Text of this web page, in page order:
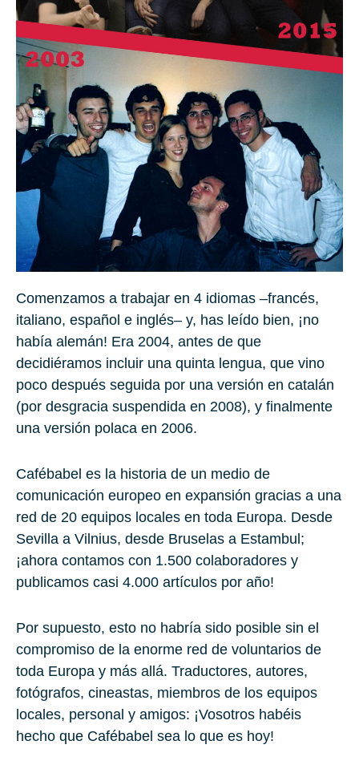
Comenzamos a trabajar en 4 idiomas –francés,
italiano, español e inglés– y, has leído bien, ¡no
había alemán! Era 2004, antes de que
decidiéramos incluir una quinta lengua, que vino
poco después seguida por una versión en catalán
(por desgracia suspendida en 2008), y finalmente
una versión polaca en 2006.
Cafébabel es la historia de un medio de
comunicación europeo en expansión gracias a una
red de 20 equipos locales en toda Europa. Desde
Sevilla a Vilnius, desde Bruselas a Estambul;
¡ahora contamos con 1.500 colaboradores y
publicamos casi 4.000 artículos por año!
Por supuesto, esto no habría sido posible sin el
compromiso de la enorme red de voluntarios de
toda Europa y más allá. Traductores, autores,
fotógrafos, cineastas, miembros de los equipos
locales, personal y amigos: ¡Vosotros habéis
hecho que Cafébabel sea lo que es hoy!